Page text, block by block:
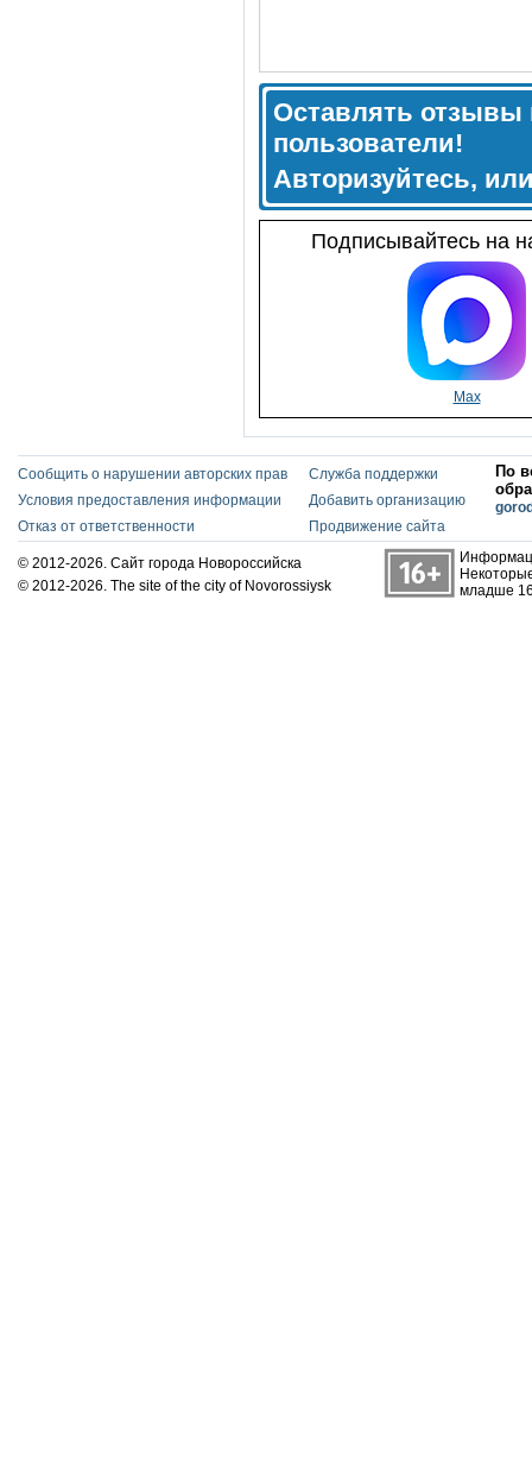
Оставлять отзывы
пользователи!
Авторизуйтесь,
Подписывайтесь на
Max
Сообщить о нарушении авторских прав
Условия предоставления информации
Отказ от ответственности
Служба поддержки
Добавить организацию
Продвижение сайта
По
© 2012-2026. Сайт города Новороссийска
© 2012-2026. The site of the city of Novorossiysk
младше